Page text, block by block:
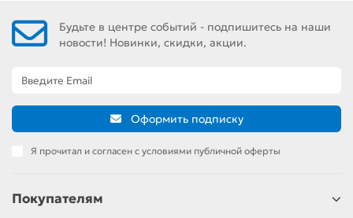
Будьте в центре событий - подпишитесь на наши
новости! Новинки, скидки, акции.
Оформить подписку
Я прочитал и согласен с условиями публичной оферты
Покупателям